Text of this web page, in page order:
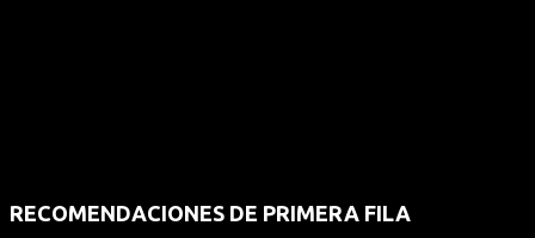
RECOMENDACIONES DE PRIMERA FILA